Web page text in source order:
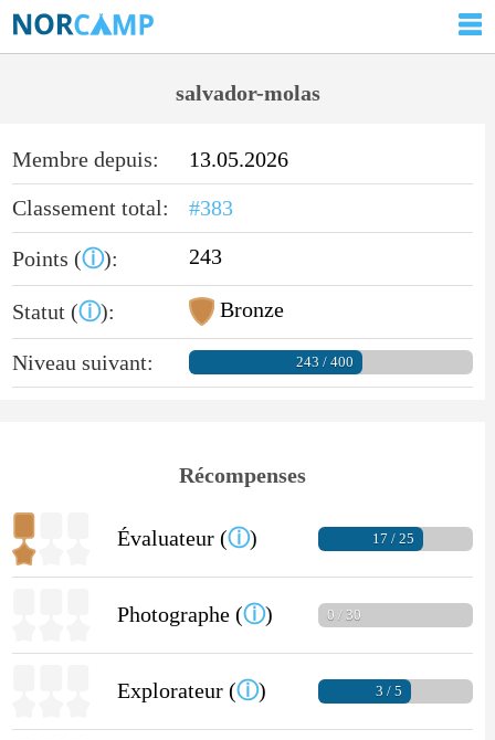
salvador-molas
Membre depuis:
13.05.2026
Classement total:
#383
Points (ⓘ): 243
Statut (ⓘ): Bronze
Niveau suivant: 243 / 400
Récompenses
Évaluateur (ⓘ) 17 / 25
Photographe (ⓘ) 0 / 30
Explorateur (ⓘ) 3 / 5